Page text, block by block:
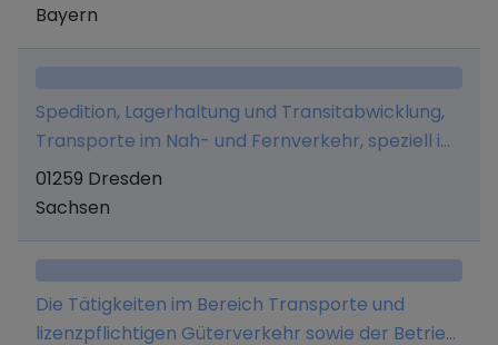
Bayern
Spedition, Lagerhaltung und Transitabwicklung,
Transporte im Nah- und Fernverkehr, speziell im
Frische- und Tiefkühlbereich sowie der
Verteilerverkehr für Lebensmittel im Groß- und
Krankenhäusern und Kantinen, wobei die
Abwicklung des Speditionsgeschäftes sowie die
Transporte auch durch Subunternehmer
01259 Dresden
Sachsen
Die Tätigkeiten im Bereich Transporte und
lizenzpflichtigen Güterverkehr sowie der Betrieb